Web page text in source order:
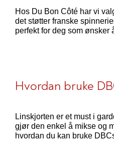
Hos Du Bon Côté har vi
det støtter franske
perfekt for deg som ønsker
Hvordan bruke
Linskjorten er et must i
gjør den enkel å mikse og
hvordan du kan bruke